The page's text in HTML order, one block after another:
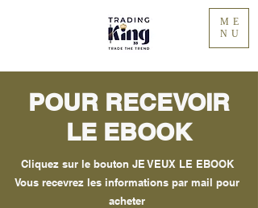
ME
NU
POUR RECEVOIR
LE EBOOK
Cliquez sur le bouton JE VEUX LE EBOOK
Vous recevrez les informations par mail pour
acheter